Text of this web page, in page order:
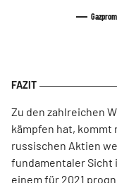
Gazprom
Zu den zahlreichen
kämpfen hat, kommt
russischen Aktien
fundamentaler Sicht
einem für 2021